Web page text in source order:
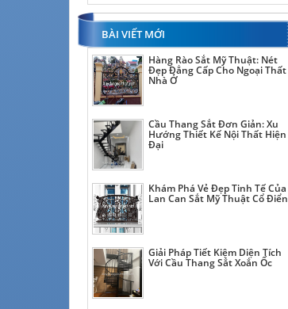
BÀI VIẾT MỚI
Hàng Rào Sắt Mỹ Thuật: Nét
Đẹp Đẳng Cấp Cho Ngoại Thất
Nhà Ở
Cầu Thang Sắt Đơn Giản: Xu
Hướng Thiết Kế Nội Thất Hiện
Đại
Khám Phá Vẻ Đẹp Tinh Tế Của
Lan Can Sắt Mỹ Thuật Cổ Điển
Giải Pháp Tiết Kiệm Diện Tích
Với Cầu Thang Sắt Xoắn Ốc